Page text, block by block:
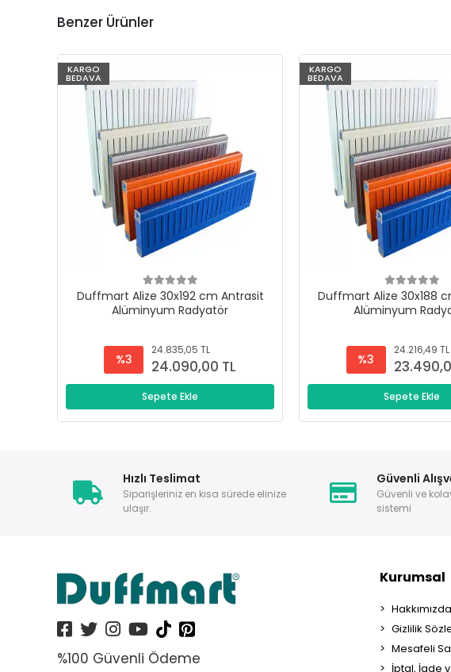
Benzer Ürünler
KARGO
BEDAVA
Duffmart Alize 30x192 cm Antrasit
Alüminyum Radyatör
%3
24.835,05 TL
24.090,00 TL
Sepete Ekle
KARGO
BEDAVA
Duffmart Alize 30x188
Alüminyum
%3
24.216,49 TL
Sepete Ekle
Hızlı Teslimat
Siparişleriniz en kısa sürede elinize
ulaşır.
Güvenli
Güvenli ve
sistemi
%100 Güvenli Ödeme
Kurumsal
Hakkımızda
Gizlilik
Mesafeli
İptal, İade